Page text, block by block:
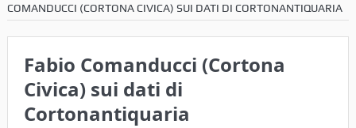
COMANDUCCI (CORTONA CIVICA) SUI DATI DI CORTONANTIQUARIA
Fabio Comanducci (Cortona
Civica) sui dati di
Cortonantiquaria